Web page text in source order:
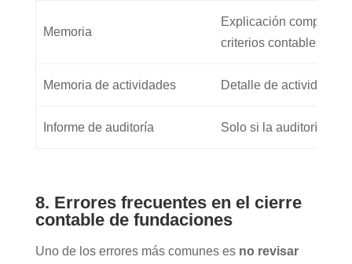
Memoria
Explicación
criterios contables
Memoria de actividades Detalle de actividades
Informe de auditoría Solo si la auditoría es
8. Errores frecuentes en el cierre
contable de fundaciones
Uno de los errores más comunes es no revisar